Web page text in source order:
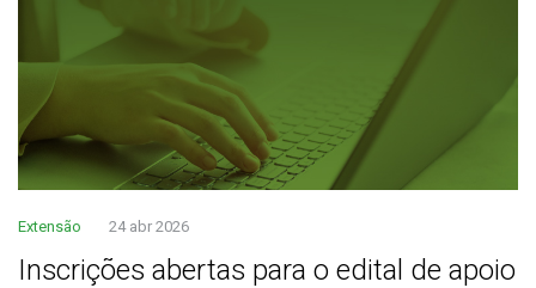
Extensão 24 abr 2026
Inscrições abertas para o edital de apoio